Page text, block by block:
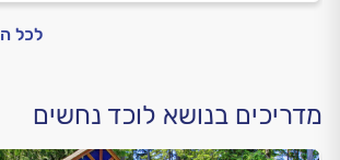
לכל
מדריכים בנושא לוכד נחשים